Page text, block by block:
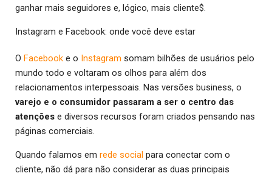
ganhar mais seguidores e, lógico, mais cliente$.
Instagram e Facebook: onde você deve estar
O Facebook e o Instagram somam bilhões de usuários pelo
mundo todo e voltaram os olhos para além dos
relacionamentos interpessoais. Nas versões business, o
varejo e o consumidor passaram a ser o centro das
atenções e diversos recursos foram criados pensando nas
páginas comerciais.
Quando falamos em rede social para conectar com o
cliente, não dá para não considerar as duas principais